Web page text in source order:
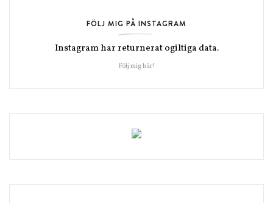
FÖLJ MIG PÅ INSTAGRAM
Instagram har returnerat ogiltiga data.
Följ mig här!